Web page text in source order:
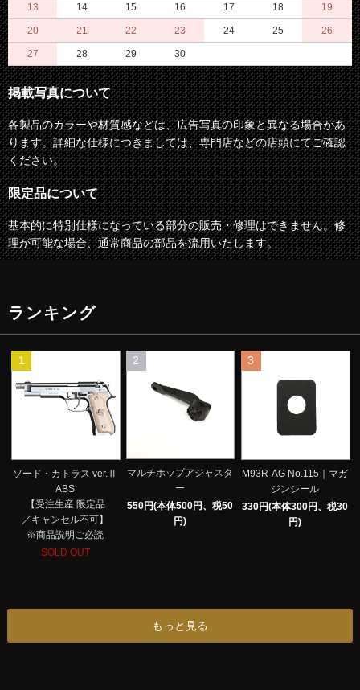
13 14 15 16 17 18 19
20 21 22 23 24 25 26
27 28 29 30
掲載写真について
各製品のカラーや材質感などは、広告写真の印象と異なる場合があ
ります。詳細な仕様につきましては、専門店などの店頭にてご確認
ください。
限定品について
基本的に特別仕様になっている部分の販売・修理はできません。修
理が可能な場合、通常商品の部品を流用いたします。
ランキング
1
ソード・カトラス ver.Ⅱ
ABS
【受注生産 限定品
／キャンセル不可】
※商品説明ご必読
SOLD OUT
2
マルチホップアジャスタ
ー
550円(本体500円、税50
円)
3
M93R-AG No.115｜マガ
ジンシール
330円(本体300円、税30
円)
もっと見る